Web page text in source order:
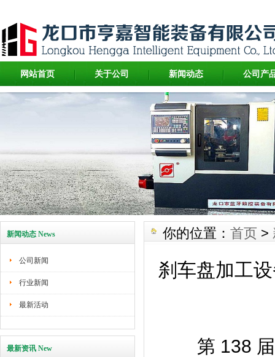
网站首页 关于公司 新闻动态 公司产
新闻动态 News
公司新闻
行业新闻
最新活动
最新资讯 New
你的位置： 首页 >
刹车盘加工
第 138 届